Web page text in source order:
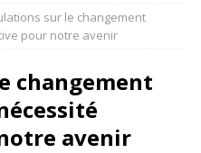
sur le changement
pour notre avenir
changement
avenir